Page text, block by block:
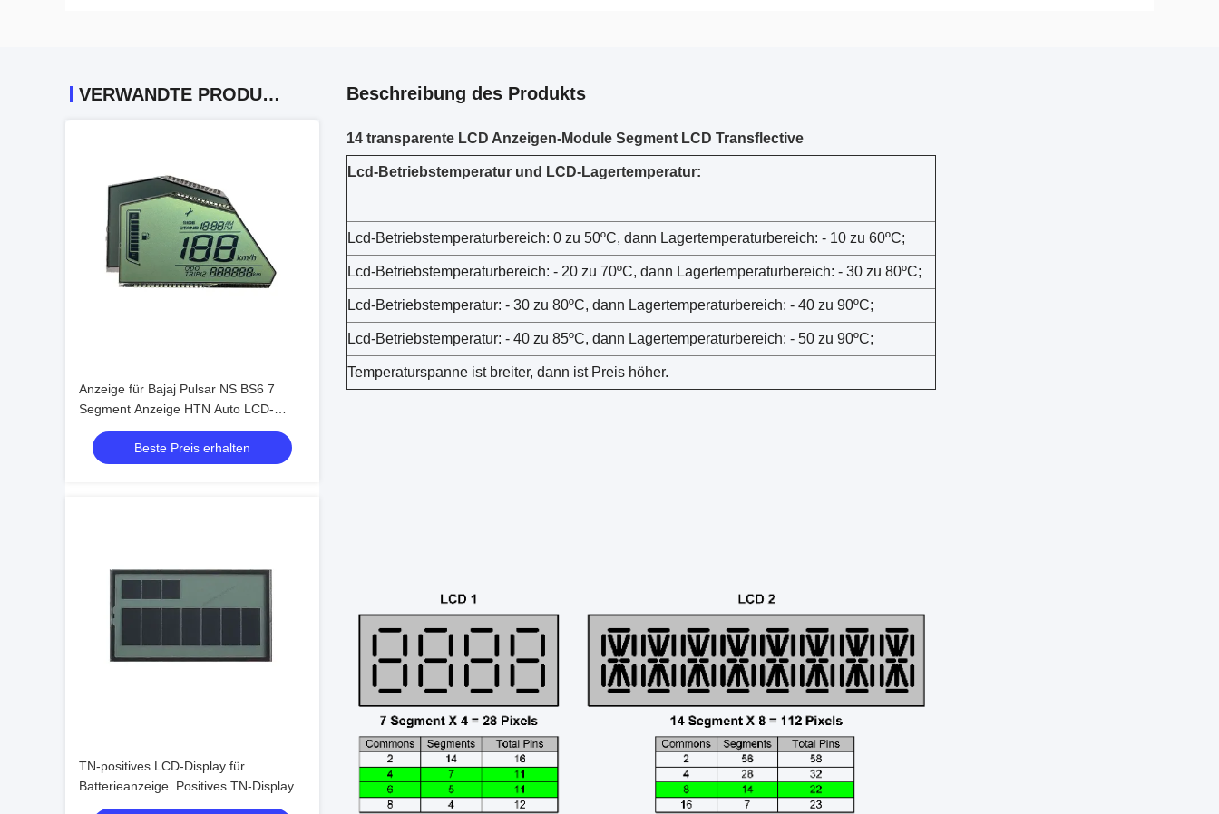
VERWANDTE PRODUKTE
Anzeige für Bajaj Pulsar NS BS6 7
Segment Anzeige HTN Auto LCD-
Bildschirm Anti-Glanz für Motorräder
Beste Preis erhalten
TN-positives LCD-Display für
Batterieanzeige. Positives TN-Display.
TN-Segment-LCD-Panel
Beschreibung des Produkts
14 transparente LCD Anzeigen-Module Segment LCD Transflective
Lcd-Betriebstemperatur und LCD-Lagertemperatur:
Lcd-Betriebstemperaturbereich: 0 zu 50ºC, dann Lagertemperaturbereich: - 10 zu 60ºC;
Lcd-Betriebstemperaturbereich: - 20 zu 70ºC, dann Lagertemperaturbereich: - 30 zu 80ºC;
Lcd-Betriebstemperatur: - 30 zu 80ºC, dann Lagertemperaturbereich: - 40 zu 90ºC;
Lcd-Betriebstemperatur: - 40 zu 85ºC, dann Lagertemperaturbereich: - 50 zu 90ºC;
Temperaturspanne ist breiter, dann ist Preis höher.